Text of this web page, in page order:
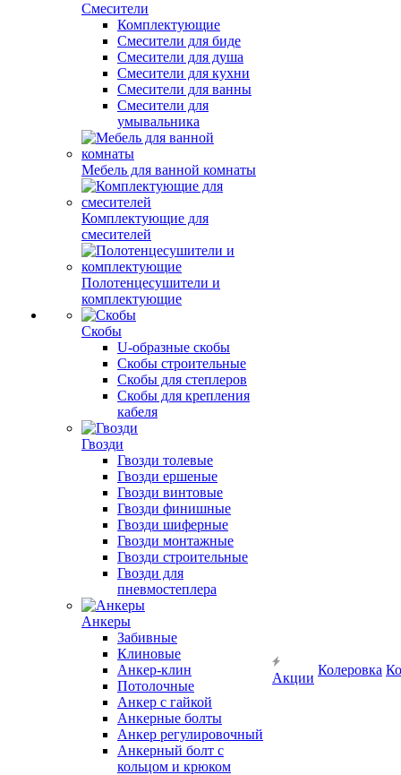
Смесители
Комплектующие
Смесители для биде
Смесители для душа
Смесители для кухни
Смесители для ванны
Смесители для
умывальника
Мебель для ванной комнаты
Комплектующие для
смесителей
Полотенцесушители и
комплектующие
Скобы
U-образные скобы
Скобы строительные
Скобы для степлеров
Скобы для крепления
кабеля
Гвозди
Гвозди толевые
Гвозди ершеные
Гвозди винтовые
Гвозди финишные
Гвозди шиферные
Гвозди монтажные
Гвозди строительные
Гвозди для
пневмостеплера
Анкеры
Забивные
Клиновые
Анкер-клин
Потолочные
Анкер с гайкой
Анкерные болты
Анкер регулировочный
Анкерный болт с
кольцом и крюком
Акции
Колеровка